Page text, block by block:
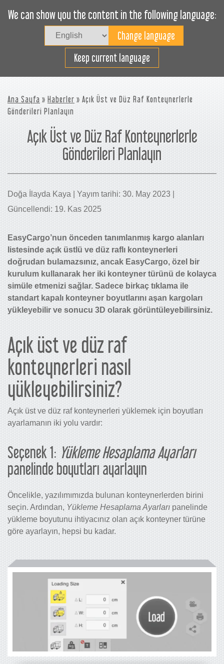
We can show you the content in the following language:
Keep current language
Verimli bir şekilde yükleyin
Ana Sayfa » Haberler » Açık Üst ve Düz Raf Konteynerlerle
Gönderileri Planlayın
Açık Üst ve Düz Raf Konteynerlerle
Gönderileri Planlayın
Doğa İlayda Kaya | Yayım tarihi: 30. May 2023 |
Güncellendi: 19. Kas 2025
EasyCargo’nun önceden tanımlanmış kargo alanları
listesinde açık üstlü ve düz raflı konteynerleri
doğrudan bulamazsınız, ancak EasyCargo, özel bir
kurulum kullanarak her iki konteyner türünü de kolayca
simüle etmenizi sağlar. Sadece birkaç tıklama ile
standart kapalı konteyner boyutlarını aşan kargoları
yükleyebilir ve sonucu 3D olarak görüntüleyebilirsiniz.
Açık üst ve düz raf
konteynerleri nasıl
yükleyebilirsiniz?
Açık üst ve düz raf konteynerleri yüklemek için boyutları
ayarlamanın iki yolu vardır:
Seçenek 1: Yükleme Hesaplama Ayarları
panelinde boyutları ayarlayın
Öncelikle, yazılımımızda bulunan konteynerlerden birini
seçin. Ardından, Yükleme Hesaplama Ayarları panelinde
yükleme boyutunu ihtiyacınız olan açık konteyner türüne
göre ayarlayın, hepsi bu kadar.